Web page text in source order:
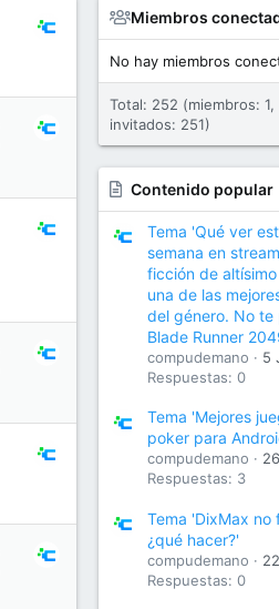
Miembros
No hay miembros
Total: 252 (miembros: 1,
invitados: 251)
Contenido popular
Tema 'Qué ver
semana en
ficción de
una de las
del género. No te
Blade Runner
compudemano
5
Respuestas: 0
Tema 'Mejores
poker para
compudemano
Respuestas: 3
Tema 'DixMax no
¿qué hacer?'
compudemano
Respuestas: 0